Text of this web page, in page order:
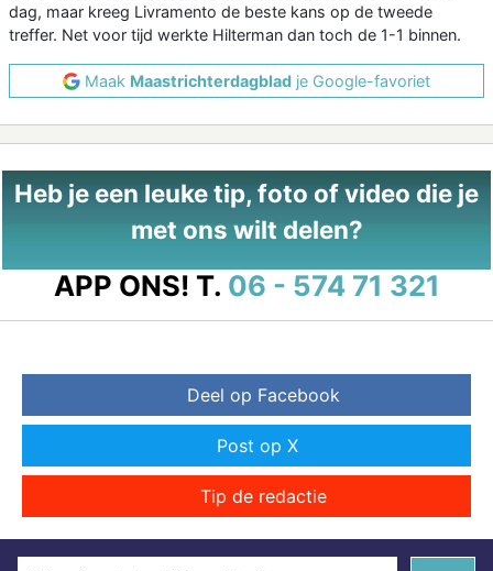
dag, maar kreeg Livramento de beste kans op de tweede
treffer. Net voor tijd werkte Hilterman dan toch de 1-1 binnen.
Maak Maastrichterdagblad je Google-favoriet
Heb je een leuke tip, foto of video die je
met ons wilt delen?
APP ONS! T. 06 - 574 71 321
Deel op Facebook
Post op X
Tip de redactie